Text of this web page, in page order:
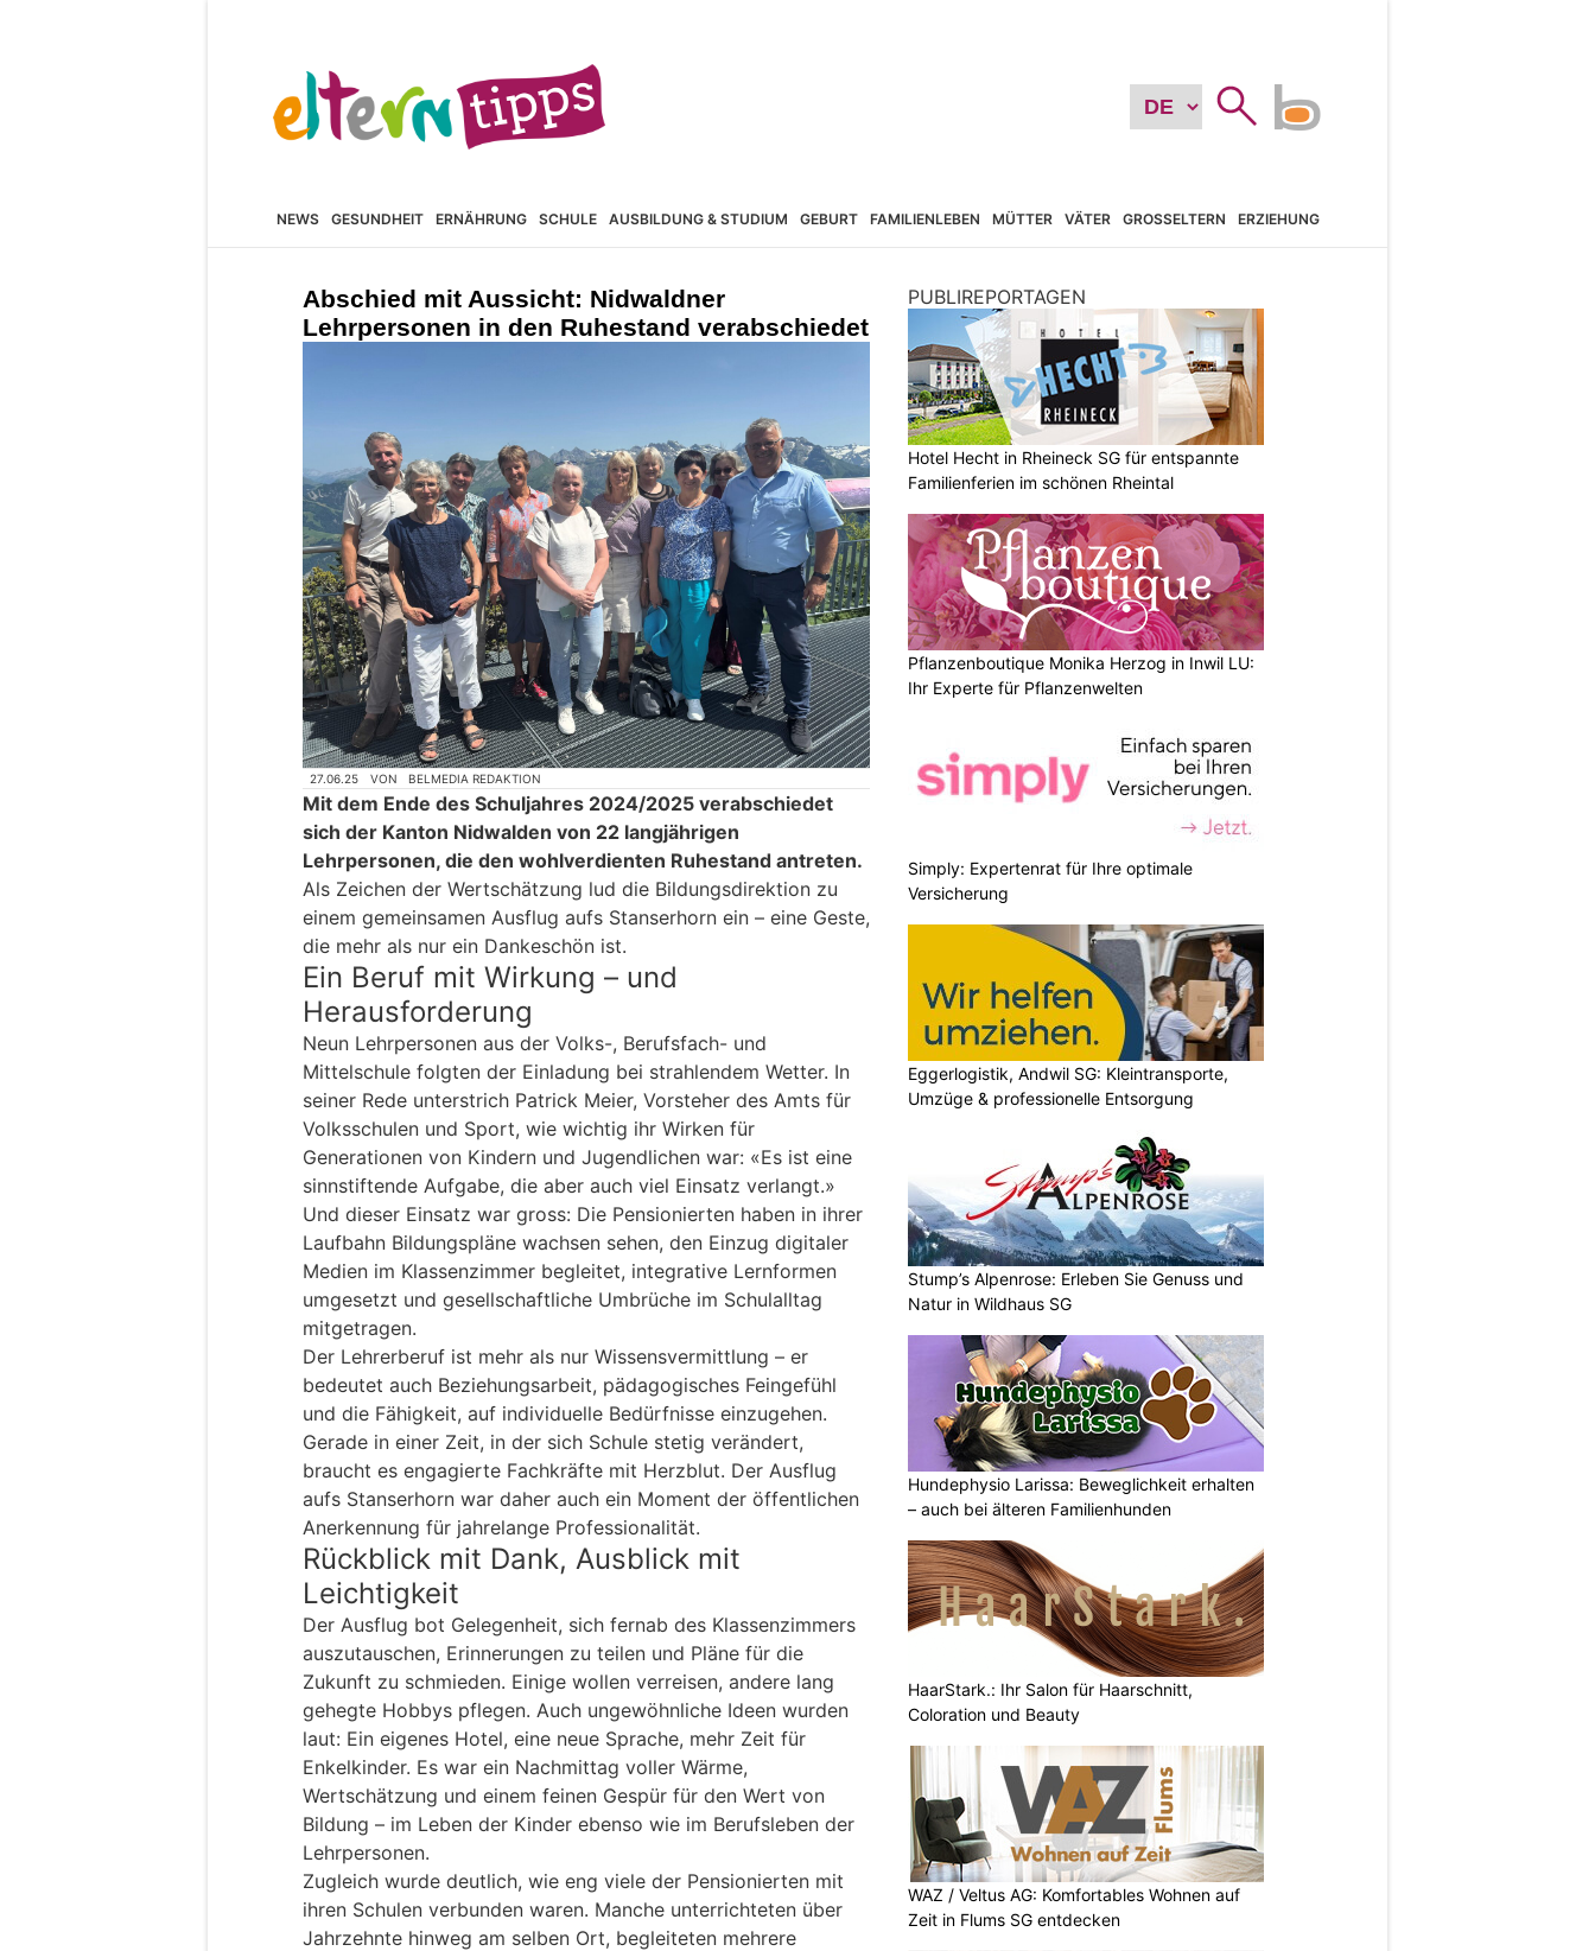
NEWS GESUNDHEIT ERNÄHRUNG SCHULE AUSBILDUNG & STUDIUM GEBURT FAMILIENLEBEN MÜTTER VÄTER GROSSELTERN ERZIEHUNG
Abschied mit Aussicht: Nidwaldner
Lehrpersonen in den Ruhestand verabschiedet
27.06.25 VON BELMEDIA REDAKTION
Mit dem Ende des Schuljahres 2024/2025 verabschiedet
sich der Kanton Nidwalden von 22 langjährigen
Lehrpersonen, die den wohlverdienten Ruhestand antreten.
Als Zeichen der Wertschätzung lud die Bildungsdirektion zu
einem gemeinsamen Ausflug aufs Stanserhorn ein – eine Geste,
die mehr als nur ein Dankeschön ist.
Ein Beruf mit Wirkung – und
Herausforderung
Neun Lehrpersonen aus der Volks-, Berufsfach- und
Mittelschule folgten der Einladung bei strahlendem Wetter. In
seiner Rede unterstrich Patrick Meier, Vorsteher des Amts für
Volksschulen und Sport, wie wichtig ihr Wirken für
Generationen von Kindern und Jugendlichen war: «Es ist eine
sinnstiftende Aufgabe, die aber auch viel Einsatz verlangt.»
Und dieser Einsatz war gross: Die Pensionierten haben in ihrer
Laufbahn Bildungspläne wachsen sehen, den Einzug digitaler
Medien im Klassenzimmer begleitet, integrative Lernformen
umgesetzt und gesellschaftliche Umbrüche im Schulalltag
mitgetragen.
Der Lehrerberuf ist mehr als nur Wissensvermittlung – er
bedeutet auch Beziehungsarbeit, pädagogisches Feingefühl
und die Fähigkeit, auf individuelle Bedürfnisse einzugehen.
Gerade in einer Zeit, in der sich Schule stetig verändert,
braucht es engagierte Fachkräfte mit Herzblut. Der Ausflug
aufs Stanserhorn war daher auch ein Moment der öffentlichen
Anerkennung für jahrelange Professionalität.
Rückblick mit Dank, Ausblick mit
Leichtigkeit
Der Ausflug bot Gelegenheit, sich fernab des Klassenzimmers
auszutauschen, Erinnerungen zu teilen und Pläne für die
Zukunft zu schmieden. Einige wollen verreisen, andere lang
gehegte Hobbys pflegen. Auch ungewöhnliche Ideen wurden
laut: Ein eigenes Hotel, eine neue Sprache, mehr Zeit für
Enkelkinder. Es war ein Nachmittag voller Wärme,
Wertschätzung und einem feinen Gespür für den Wert von
Bildung – im Leben der Kinder ebenso wie im Berufsleben der
Lehrpersonen.
Zugleich wurde deutlich, wie eng viele der Pensionierten mit
ihren Schulen verbunden waren. Manche unterrichteten über
Jahrzehnte hinweg am selben Ort, begleiteten mehrere
PUBLIREPORTAGEN
Hotel Hecht in Rheineck SG für entspannte
Familienferien im schönen Rheintal
Pflanzenboutique Monika Herzog in Inwil LU:
Ihr Experte für Pflanzenwelten
Simply: Expertenrat für Ihre optimale
Versicherung
Eggerlogistik, Andwil SG: Kleintransporte,
Umzüge & professionelle Entsorgung
Stump’s Alpenrose: Erleben Sie Genuss und
Natur in Wildhaus SG
Hundephysio Larissa: Beweglichkeit erhalten
– auch bei älteren Familienhunden
HaarStark.: Ihr Salon für Haarschnitt,
Coloration und Beauty
WAZ / Veltus AG: Komfortables Wohnen auf
Zeit in Flums SG entdecken